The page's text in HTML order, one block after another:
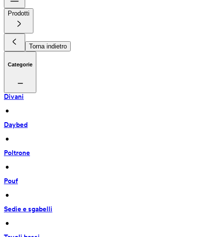
Prodotti
Torna indietro
Categorie
Divani
•
Daybed
•
Poltrone
•
Pouf
•
Sedie e sgabelli
•